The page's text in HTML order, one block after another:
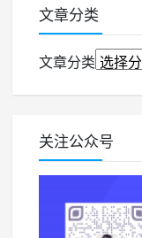
文章分类
文章分类
关注公众号